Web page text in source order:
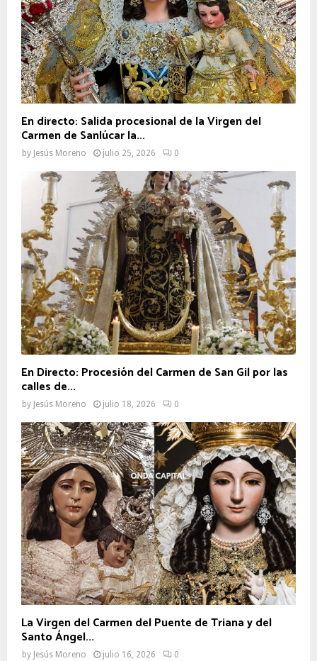
En directo: Salida procesional de la Virgen del
Carmen de Sanlúcar la...
by Jesús Moreno julio 25, 2026 0
En Directo: Procesión del Carmen de San Gil por las
calles de...
by Jesús Moreno julio 18, 2026 0
La Virgen del Carmen del Puente de Triana y del
Santo Ángel...
by Jesús Moreno julio 16, 2026 0